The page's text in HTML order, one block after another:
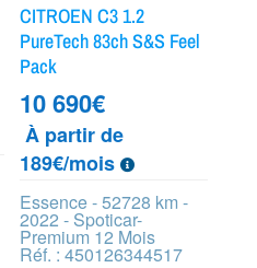
CITROEN C3 1.2
PureTech 83ch S&S Feel
Pack
10 690€
À partir de
189€/mois
Essence - 52728 km -
2022 - Spoticar-
Premium 12 Mois
Réf. : 450126344517